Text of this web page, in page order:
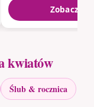
Zobacz
kwiatów
Ślub & rocznica